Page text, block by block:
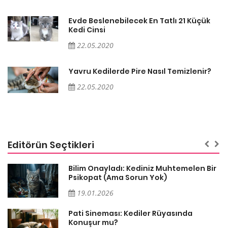
Evde Beslenebilecek En Tatlı 21 Küçük
Kedi Cinsi
22.05.2020
Yavru Kedilerde Pire Nasıl Temizlenir?
22.05.2020
Editörün Seçtikleri
Bilim Onayladı: Kediniz Muhtemelen Bir
Psikopat (Ama Sorun Yok)
19.01.2026
Pati Sineması: Kediler Rüyasında
Konuşur mu?